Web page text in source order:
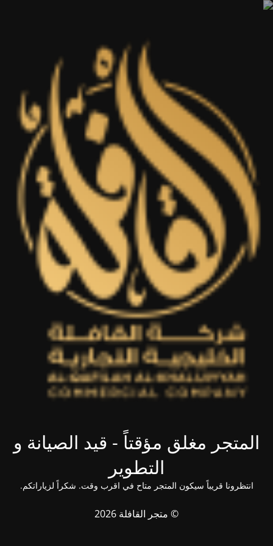
المتجر مغلق مؤقتاً - قيد الصيانة و
التطوير
انتظرونا قريباً سيكون المتجر متاح في اقرب وقت. شكراً لزياراتكم.
© متجر القافلة 2026